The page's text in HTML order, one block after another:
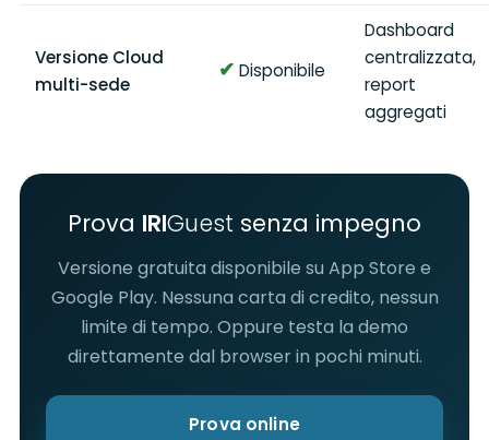
Versione Cloud
multi-sede
✔ Disponibile
Dashboard
centralizzata,
report
aggregati
Prova IRIGuest senza impegno
Versione gratuita disponibile su App Store e
Google Play. Nessuna carta di credito, nessun
limite di tempo. Oppure testa la demo
direttamente dal browser in pochi minuti.
Prova online